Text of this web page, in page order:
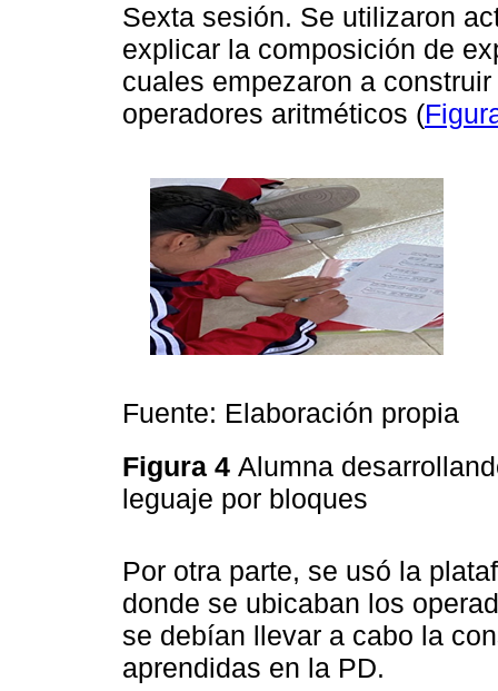
Sexta sesión. Se utilizaron
explicar la composición de
cuales empezaron a
operadores aritméticos (
Fuente: Elaboración propia
Figura 4 Alumna
leguaje por bloques
Por otra parte, se usó la
donde se ubicaban los
se debían llevar a cabo la
aprendidas en la PD.